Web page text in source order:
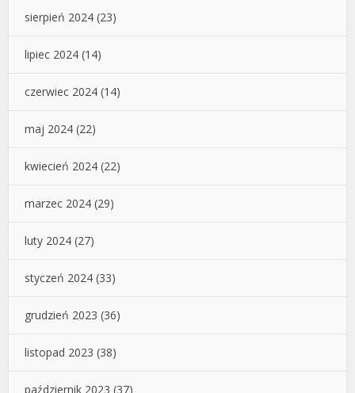
sierpień 2024 (23)
lipiec 2024 (14)
czerwiec 2024 (14)
maj 2024 (22)
kwiecień 2024 (22)
marzec 2024 (29)
luty 2024 (27)
styczeń 2024 (33)
grudzień 2023 (36)
listopad 2023 (38)
październik 2023 (37)